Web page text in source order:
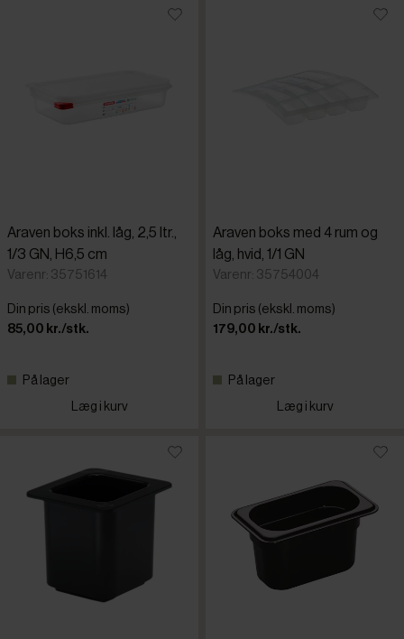
Araven boks inkl. låg, 2,5 ltr.,
1/3 GN, H6,5 cm
Varenr: 35751614
Din pris (ekskl. moms)
85,00 kr./stk.
På lager
Læg i kurv
Araven boks med 4 rum og
låg, hvid, 1/1 GN
Varenr: 35754004
Din pris (ekskl. moms)
179,00 kr./stk.
På lager
Læg i kurv